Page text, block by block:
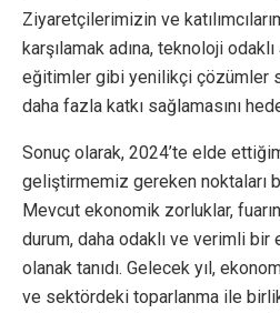
Ziyaretçilerimizin ve
karşılamak adına, teknoloji
eğitimler gibi yenilikçi çözümler
daha fazla katkı sağlamasını
Sonuç olarak, 2024’te elde
geliştirmemiz gereken noktaları
Mevcut ekonomik zorluklar,
durum, daha odaklı ve verimli
olanak tanıdı. Gelecek yıl,
ve sektördeki toparlanma ile